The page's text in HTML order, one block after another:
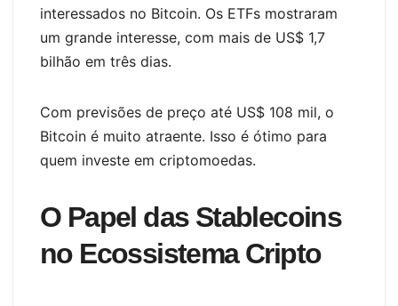
interessados no Bitcoin. Os ETFs mostraram
um grande interesse, com mais de US$ 1,7
bilhão em três dias.
Com previsões de preço até US$ 108 mil, o
Bitcoin é muito atraente. Isso é ótimo para
quem investe em criptomoedas.
O Papel das Stablecoins
no Ecossistema Cripto